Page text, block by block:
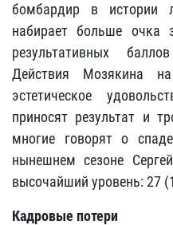
бомбардир в истории
набирает больше очка
результативных
Действия Мозякина
эстетическое
приносят результат и
многие говорят о
нынешнем сезоне
высочайший уровень: 27
Кадровые потери